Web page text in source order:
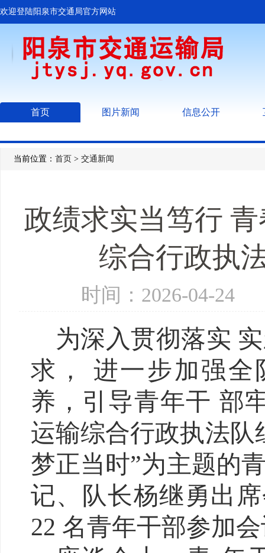
欢迎登陆阳泉市交通局官方网站
首页 图片新闻 信息公开
当前位置： 首页 > 交通新闻
政绩求实当笃行
综合行政执
时间：2026-04-
为深入贯彻落实
求， 进一步加强
养，引导青年干 部
运输综合行政执法队
梦正当时”为主题的
记、队长杨继勇出
22 名青年干部参加